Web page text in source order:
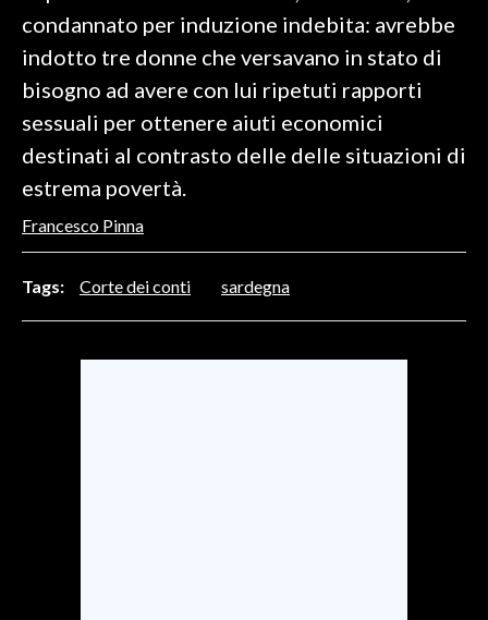
condannato per induzione indebita: avrebbe
indotto tre donne che versavano in stato di
bisogno ad avere con lui ripetuti rapporti
sessuali per ottenere aiuti economici
destinati al contrasto delle delle situazioni di
estrema povertà.
Francesco Pinna
Tags: Corte dei conti sardegna